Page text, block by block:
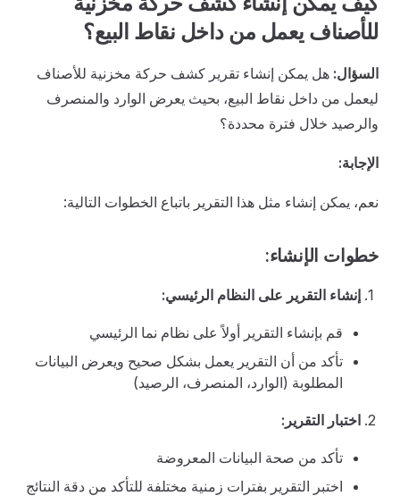
للأصناف يعمل من داخل نقاط البيع؟
السؤال: هل يمكن إنشاء تقرير كشف حركة مخزنية للأصناف
ليعمل من داخل نقاط البيع، بحيث يعرض الوارد والمنصرف
والرصيد خلال فترة محددة؟
الإجابة:
نعم، يمكن إنشاء مثل هذا التقرير باتباع الخطوات التالية:
خطوات الإنشاء:
إنشاء التقرير على النظام الرئيسي:
قم بإنشاء التقرير أولاً على نظام نما الرئيسي
تأكد من أن التقرير يعمل بشكل صحيح ويعرض البيانات
المطلوبة (الوارد، المنصرف، الرصيد)
اختبار التقرير:
تأكد من صحة البيانات المعروضة
اختبر التقرير بفترات زمنية مختلفة للتأكد من دقة النتائج